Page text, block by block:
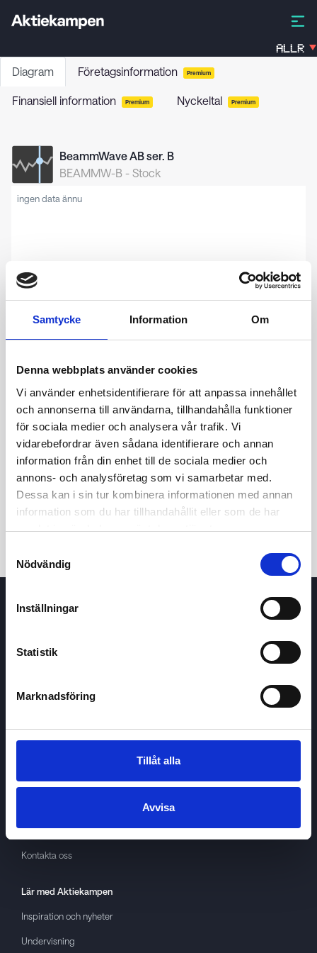
Samtycke Information Om
Denna webbplats använder cookies
Vi använder enhetsidentifierare för att anpassa innehållet
och annonserna till användarna, tillhandahålla funktioner
för sociala medier och analysera vår trafik. Vi
vidarebefordrar även sådana identifierare och annan
information från din enhet till de sociala medier och
annons- och analysföretag som vi samarbetar med.
Dessa kan i sin tur kombinera informationen med annan
information som du har tillhandahållit eller som de har
samlat in när du har använt deras tjänster.
Nödvändig
Inställningar
Statistik
Marknadsföring
Tillåt alla
Avvisa
ALLR
Diagram Företagsinformation Premium
Finansiell information Premium Nyckeltal Premium
BeammWave AB ser. B
BEAMMW-B - Stock
ingen data ännu
24t 7d 1m 3m 1å 5å
Köp / Sälj
OmAktiekampen
About cookies
GDPR
Kontakta oss
Lär med Aktiekampen
Inspiration och nyheter
Undervisning